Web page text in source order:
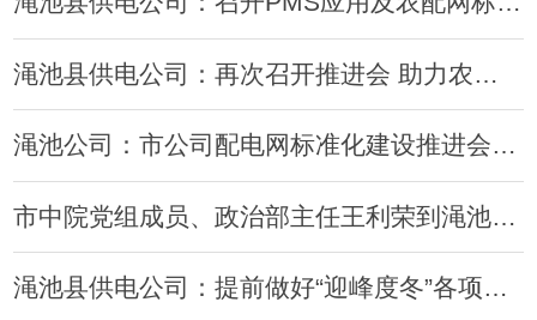
渑池县供电公司：再次召开推进会 助力农配网工程做最后冲刺
渑池公司：市公司配电网标准化建设推进会在渑池公司召开
市中院党组成员、政治部主任王利荣到渑池法院督导工作
渑池县供电公司：提前做好“迎峰度冬”各项准备